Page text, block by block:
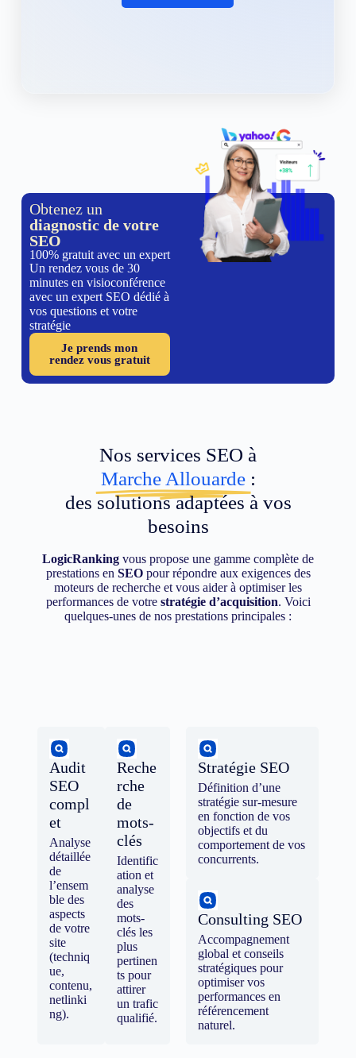
Obtenez un
diagnostic de votre
SEO
100% gratuit avec un expert
Un rendez vous de 30
minutes en visioconférence
avec un expert SEO dédié à
vos questions et votre
stratégie
Je prends mon
rendez vous gratuit
Nos services SEO à
Marche Allouarde :
des solutions adaptées à vos
besoins
LogicRanking vous propose une gamme complète de
prestations en SEOpour répondre aux exigences des
moteurs de recherche et vous aider à optimiser les
performances de votre stratégie d’acquisition. Voici
quelques-unes de nos prestations principales :
Audit
SEO
compl
et
Analyse
détaillée
de
l’ensem
ble des
aspects
de votre
site
(techniq
ue,
contenu,
netlinki
ng).
Reche
rche
de
mots-
clés
Identific
ation et
analyse
des
mots-
clés les
plus
pertinen
ts pour
attirer
un trafic
qualifié.
Stratégie SEO
Définition d’une
stratégie sur-mesure
en fonction de vos
objectifs et du
comportement de vos
concurrents.
Consulting SEO
Accompagnement
global et conseils
stratégiques pour
optimiser vos
performances en
référencement
naturel.